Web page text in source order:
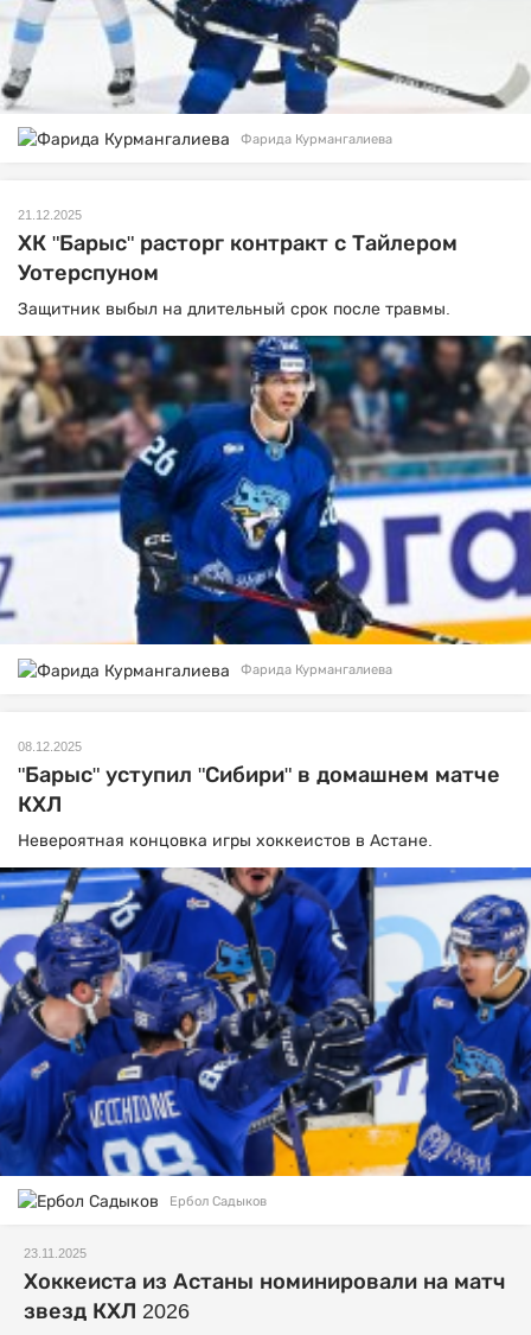
Фарида Курмангалиева
21.12.2025
ХК "Барыс" расторг контракт с Тайлером
Уотерспуном
Защитник выбыл на длительный срок после травмы.
Фарида Курмангалиева
08.12.2025
"Барыс" уступил "Сибири" в домашнем матче
КХЛ
Невероятная концовка игры хоккеистов в Астане.
Ербол Садыков
23.11.2025
Хоккеиста из Астаны номинировали на матч
звезд КХЛ 2026